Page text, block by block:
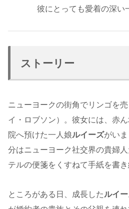
彼にとっても愛着の深い
ストーリー
ニューヨークの街角でリンゴを
イ・ロブソン）。彼女には、赤
院へ預けた一人娘ルイーズがい
分はニューヨーク社交界の貴婦
テルの便箋をくすねて手紙を書き
ところがある日、成長したルイ